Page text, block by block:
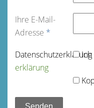
Ihre E-Mail-
Adresse *
Datenschutz­erklärung
erklärung